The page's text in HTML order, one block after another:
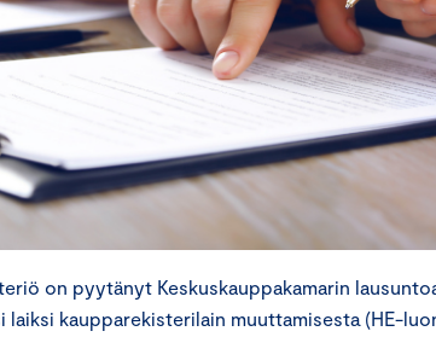
on pyytänyt Keskuskauppakamarin
laiksi kaupparekisterilain muuttamisesta (HE-